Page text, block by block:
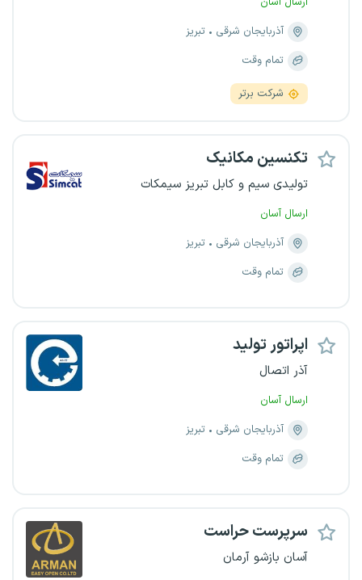
آذربایجان شرقی
تبریز
تمام وقت
شرکت برتر
تکنسین مکانیک
تولیدی سیم و کابل تبریز سیمکات
ارسال آسان
آذربایجان شرقی
تبریز
تمام وقت
اپراتور تولید
آذر اتصال
ارسال آسان
آذربایجان شرقی
تبریز
تمام وقت
سرپرست حراست
آسان بازشو آرمان